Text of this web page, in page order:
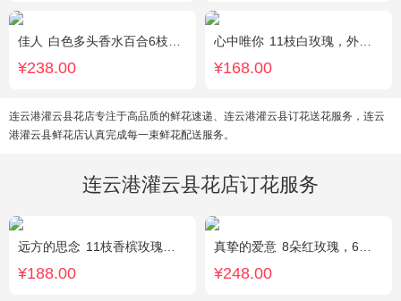
佳人 白色多头香水百合6枝，满天星、紫色勿忘我、绿叶丰满
¥238.00
心中唯你 11枝白玫瑰，外围紫色勿忘我。
¥168.00
连云港灌云县花店专注于高品质的鲜花速递、连云港灌云县订花送花服务，连云
港灌云县鲜花店认真完成每一束鲜花配送服务。
连云港灌云县花店订花服务
远方的思念 11枝香槟玫瑰单独包装，绿叶丰满。
¥188.00
真挚的爱意 8朵红玫瑰，6朵香槟玫瑰，5朵粉玫瑰，叶上黄金点缀。
¥248.00